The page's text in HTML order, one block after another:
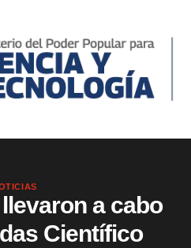
a cabo
Científico